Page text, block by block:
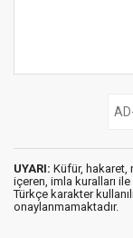
UYARI: Küfür, hakaret,
içeren, imla kuralları ile
Türkçe karakter
onaylanmamaktadır.